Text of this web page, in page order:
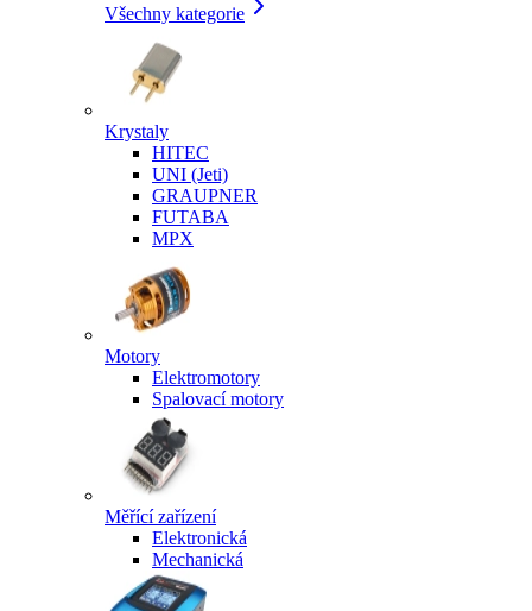
Všechny kategorie
Krystaly
HITEC
UNI (Jeti)
GRAUPNER
FUTABA
MPX
Motory
Elektromotory
Spalovací motory
Měřící zařízení
Elektronická
Mechanická